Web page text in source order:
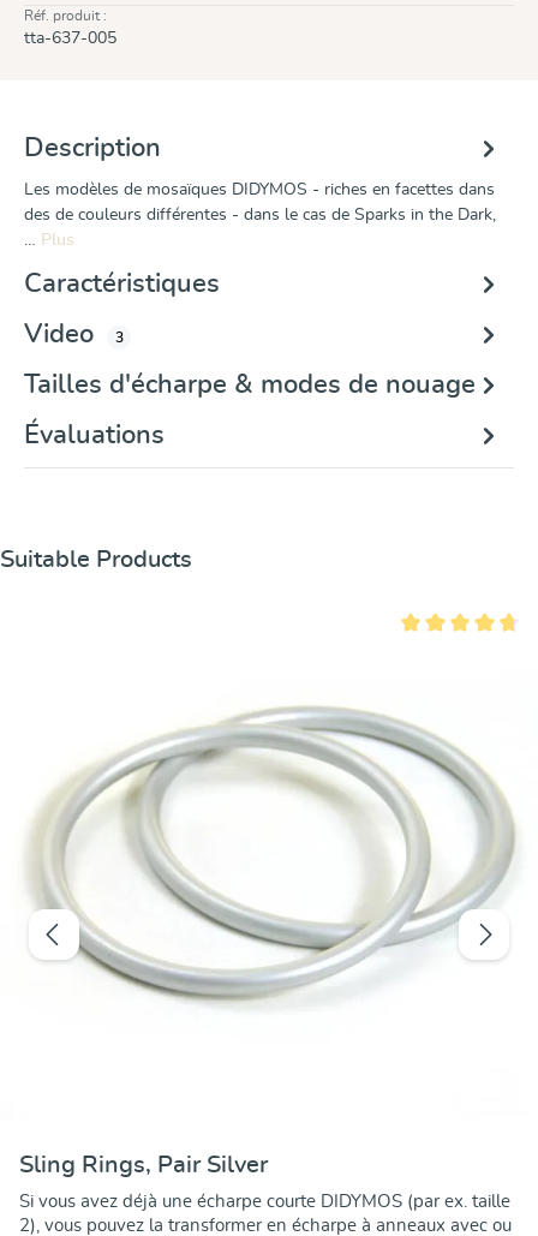
Réf. produit :
tta-637-005
Description
Les modèles de mosaïques DIDYMOS - riches en facettes dans
des de couleurs différentes - dans le cas de Sparks in the Dark,
… Plus
Caractéristiques
Video
3
Tailles d'écharpe & modes de nouage
Évaluations
Ignorer la galerie de produits
Suitable Products
Sling Rings, Pair Silver
Si vous avez déjà une écharpe courte DIDYMOS (par ex. taille
2), vous pouvez la transformer en écharpe à anneaux avec ou